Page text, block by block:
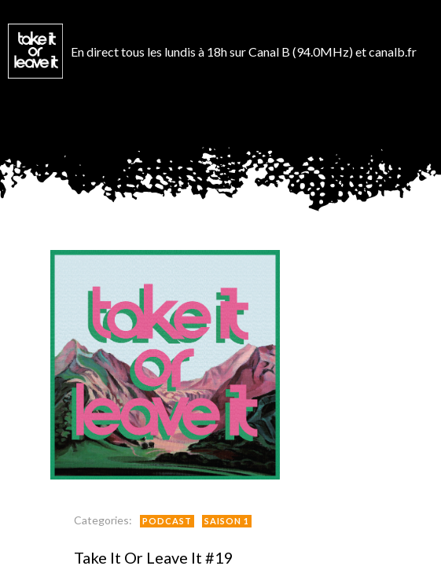
au
contenu
En direct tous les lundis à 18h sur Canal B (94.0MHz) et canalb.fr
Categories: PODCAST SAISON 1
Take It Or Leave It #19